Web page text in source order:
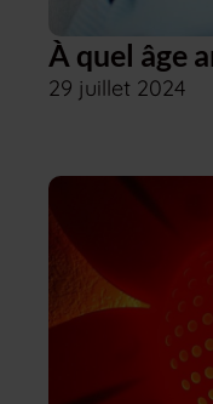
À quel âge
29 juillet 2024